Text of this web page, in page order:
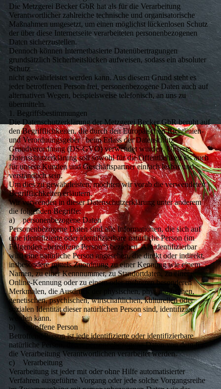
Die Metzgerei Becker GbR hat als für die Verarbeitung
Verantwortlicher zahlreiche technische und organisatorische
Maßnahmen umgesetzt, um einen möglichst lückenlosen Schutz
der über diese Internetseite verarbeiteten personenbezogenen
Daten sicherzustellen.
Dennoch können Internetbasierte Datenübertragungen
grundsätzlich Sicherheitslücken aufweisen, sodass ein absoluter
Schutz
nicht gewährleistet werden kann. Aus diesem Grund steht es
jeder betroffenen Person frei, personenbezogene Daten auch auf
alternativen Wegen, beispielsweise telefonisch, an uns zu
übermitteln.
1. Begriffsbestimmungen
Die Datenschutzerklärung der Metzgerei Becker GbR beruht auf
den Begrifflichkeiten, die durch den Europäischen Richtlinien-
und Verordnungsgeber beim Erlass der Datenschutz-
Grundverordnung (DS-GVO) verwendet wurden. Unsere
Datenschutzerklärung soll sowohl für die Öffentlichkeit als auch
für unsere Kunden und Geschäftspartner einfach lesbar und
verständlich sein.
Um dies zu gewährleisten, möchten wir vorab die verwendeten
Begrifflichkeiten erläutern.
Wir verwenden in dieser Datenschutzerklärung unter anderem
die folgenden Begriffe:
a) personenbezogene Daten
Personenbezogene Daten sind alle Informationen, die sich auf
eine identifizierte oder identifizierbare natürliche Person (im
Folgenden „betroffene Person“) beziehen. Als identifizierbar
wird eine natürliche Person angesehen, die direkt oder indirekt,
insbesondere mittels Zuordnung zu einer Kennung wie einem
Namen, zu einer Kennnummer, zu Standortdaten, zu einer
Online-Kennung oder zu einem oder mehreren besonderen
Merkmalen, die Ausdruck der physischen, physiologischen,
genetischen, psychischen, wirtschaftlichen, kulturellen oder
sozialen Identität dieser natürlichen Person sind, identifiziert
werden kann.
b) betroffene Person
Betroffene Person ist jede identifizierte oder identifizierbare
natürliche Person, deren personenbezogene Daten von dem für
die Verarbeitung Verantwortlichen verarbeitet werden.
c) Verarbeitung
Verarbeitung ist jeder mit oder ohne Hilfe automatisierter
Verfahren ausgeführte Vorgang oder jede solche Vorgangsreihe